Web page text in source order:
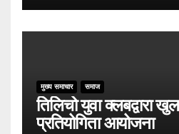
मुख्य समाचार समाज
तिलिचो युवा क्लबद्वारा
प्रतियोगिता आयोजना